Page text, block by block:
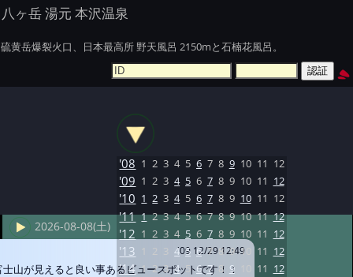
八ヶ岳 湯元 本沢温泉
硫黄岳爆裂火口、日本最高所 野天風呂 2150mと石楠花風呂。
2026-08-08(土)
'09 12/29 12:49
士山が見えると良い事あるビュースポットです！！
'08 1 2 3 4 5 6 7 8 9 10 11 12
'09 1 2 3 4 5 6 7 8 9 10 11 12
'10 1 2 3 4 5 6 7 8 9 10 11 12
'11 1 2 3 4 5 6 7 8 9 10 11 12
'12 1 2 3 4 5 6 7 8 9 10 11 12
'13 1 2 3 4 5 6 7 8 9 10 11 12
'14 1 2 3 4 5 6 7 8 9 11 12